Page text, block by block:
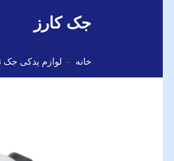
جک کارز
خانه - لوازم یدکی جک J3